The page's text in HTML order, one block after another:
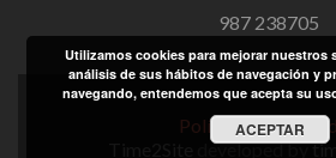
987 238705
Política de
developed by
Utilizamos cookies para mejorar nuestros
análisis de sus hábitos de navegación y
navegando, entendemos que acepta su
ACEPTAR